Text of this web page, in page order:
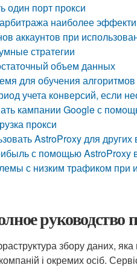
один порт прокси
арбитража наиболее
аккаунтов при
стратегии
объем данных
для обучения алгоритмов
учета конверсий, если
кампании Google с
прокси
AstroProxy для
с помощью AstroProxy
с низким трафиком при
руководство
збору даних, яка
і окремих осіб.